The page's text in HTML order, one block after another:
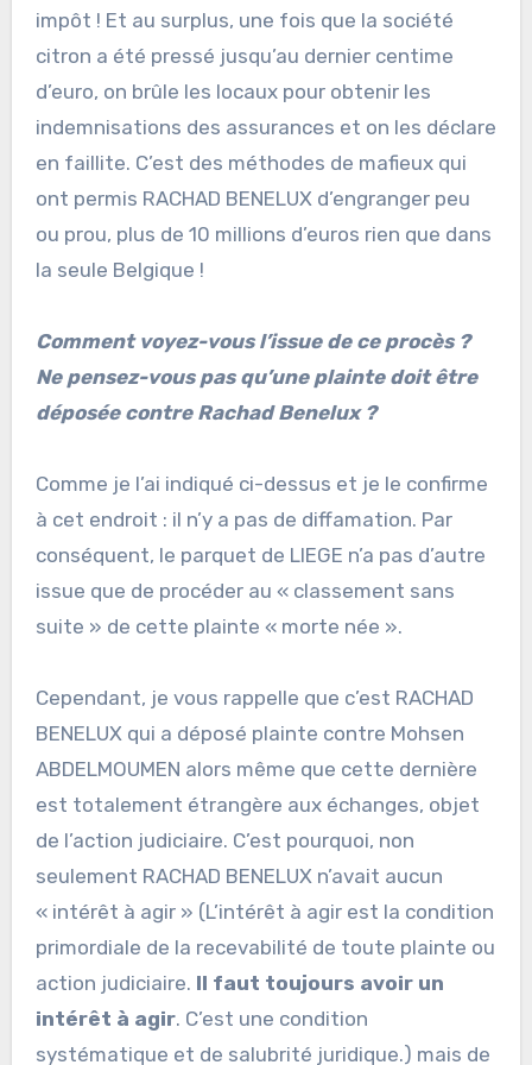
impôt ! Et au surplus, une fois que la société
citron a été pressé jusqu’au dernier centime
d’euro, on brûle les locaux pour obtenir les
indemnisations des assurances et on les déclare
en faillite. C’est des méthodes de mafieux qui
ont permis RACHAD BENELUX d’engranger peu
ou prou, plus de 10 millions d’euros rien que dans
la seule Belgique !
Comment voyez-vous l’issue de ce procès ?
Ne pensez-vous pas qu’une plainte doit être
déposée contre Rachad Benelux ?
Comme je l’ai indiqué ci-dessus et je le confirme
à cet endroit : il n’y a pas de diffamation. Par
conséquent, le parquet de LIEGE n’a pas d’autre
issue que de procéder au « classement sans
suite » de cette plainte « morte née ».
Cependant, je vous rappelle que c’est RACHAD
BENELUX qui a déposé plainte contre Mohsen
ABDELMOUMEN alors même que cette dernière
est totalement étrangère aux échanges, objet
de l’action judiciaire. C’est pourquoi, non
seulement RACHAD BENELUX n’avait aucun
« intérêt à agir » (L’intérêt à agir est la condition
primordiale de la recevabilité de toute plainte ou
action judiciaire. Il faut toujours avoir un
intérêt à agir. C’est une condition
systématique et de salubrité juridique.) mais de